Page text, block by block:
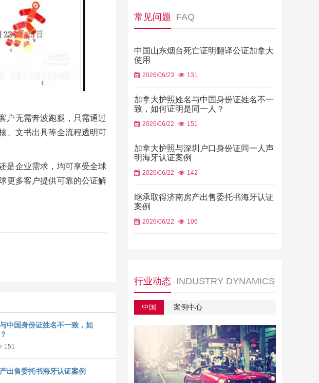
户无需奔波跑腿，只需通过
、文书出具等全流程透明可
是企业需求，均可享受全球
更多客户提供可靠的公证解
中国身份证姓名不一致，如
151
出售委托书海牙认证案例
常见问题 FAQ
中国山东烟台死亡证明翻译公证加拿大
使用
2026/06/23 131
加拿大护照姓名与中国身份证姓名不一
致，如何证明是同一人？
2026/06/22 151
加拿大护照与深圳户口身份证同一人声
明海牙认证案例
2026/06/22 142
继承取得济南房产出售委托书海牙认证
案例
2026/06/22 106
行业动态 INDUSTRY DYNAMICS
中国 案例中心